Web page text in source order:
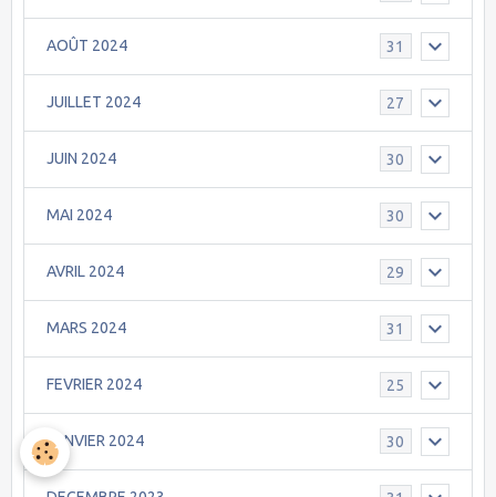
AOÛT 2024 31
JUILLET 2024 27
JUIN 2024 30
MAI 2024 30
AVRIL 2024 29
MARS 2024 31
FEVRIER 2024 25
JANVIER 2024 30